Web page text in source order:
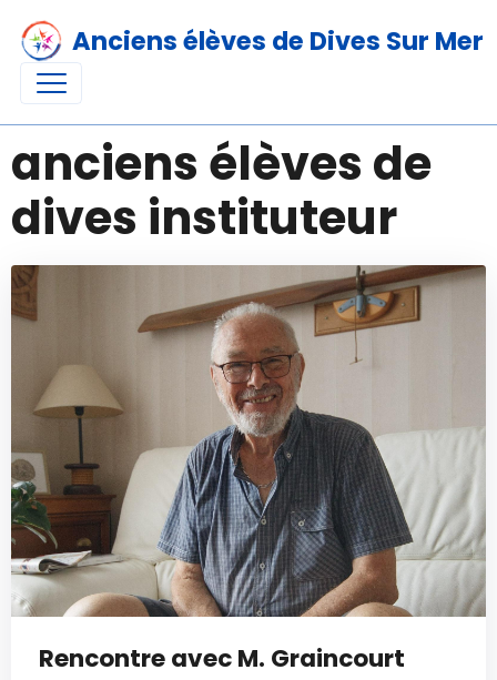
Anciens élèves de Dives Sur Mer
anciens élèves de
dives instituteur
Rencontre avec M. Graincourt